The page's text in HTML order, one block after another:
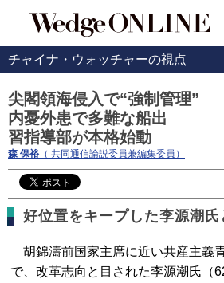
チャイナ・ウォッチャーの視点
尖閣領海侵入で“強制管理”
内憂外患で多難な船出
習指導部が本格始動
森 保裕 （ 共同通信論説委員兼編集委員）
好位置をキープした李源潮氏
胡錦濤前国家主席に近い共産主義
で、改革志向と目された李源潮氏（